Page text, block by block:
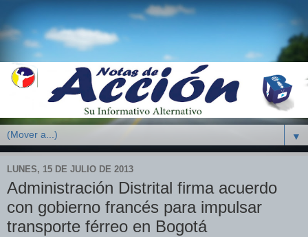
▼
LUNES, 15 DE JULIO DE 2013
Administración Distrital firma acuerdo
con gobierno francés para impulsar
transporte férreo en Bogotá